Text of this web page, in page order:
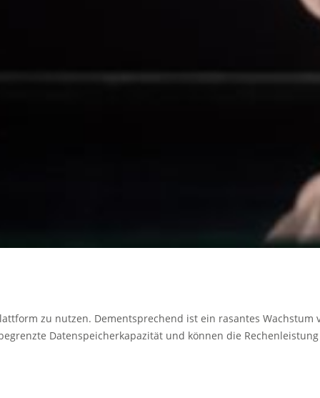
zu nutzen. Dementsprechend ist ein rasantes
Datenspeicherkapazität und können die